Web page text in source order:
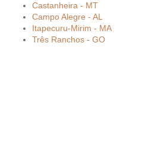
Castanheira - MT
Campo Alegre - AL
Itapecuru-Mirim - MA
Três Ranchos - GO